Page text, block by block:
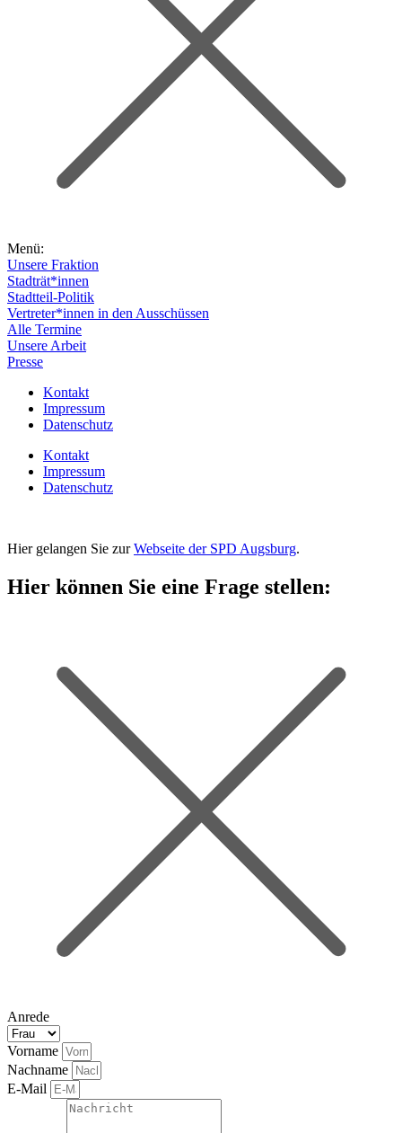
Menü:
Unsere Fraktion
Stadträt*innen
Stadtteil-Politik
Vertreter*innen in den Ausschüssen
Alle Termine
Unsere Arbeit
Presse
Kontakt
Impressum
Datenschutz
Kontakt
Impressum
Datenschutz
Hier gelangen Sie zurWebseite der SPD Augsburg.
Hier können Sie eine Frage stellen:
Anrede
Vorname
Nachname
E-Mail